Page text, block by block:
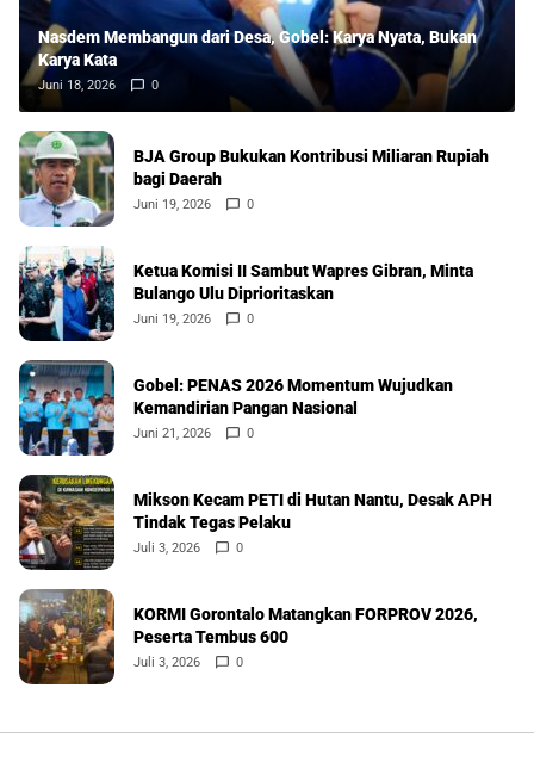
Nasdem Membangun dari Desa, Gobel: Karya Nyata, Bukan
Karya Kata
Juni 18, 2026 0
BJA Group Bukukan Kontribusi Miliaran Rupiah
bagi Daerah
Juni 19, 2026 0
Ketua Komisi II Sambut Wapres Gibran, Minta
Bulango Ulu Diprioritaskan
Juni 19, 2026 0
Gobel: PENAS 2026 Momentum Wujudkan
Kemandirian Pangan Nasional
Juni 21, 2026 0
Mikson Kecam PETI di Hutan Nantu, Desak APH
Tindak Tegas Pelaku
Juli 3, 2026 0
KORMI Gorontalo Matangkan FORPROV 2026,
Peserta Tembus 600
Juli 3, 2026 0